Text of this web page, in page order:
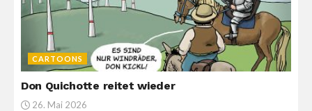
CARTOONS
Don Quichotte reitet wieder
26. Mai 2026